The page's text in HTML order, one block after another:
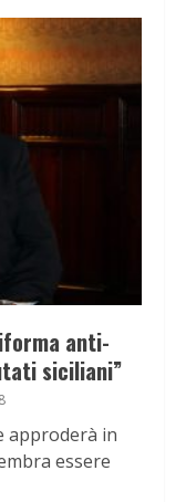
anti-
siciliani”
approderà in
essere